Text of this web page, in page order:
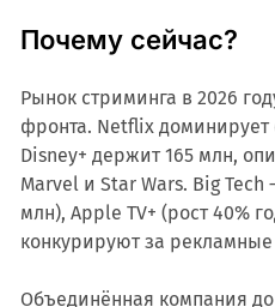
Почему сейчас?
Рынок стриминга в 2026
фронта. Netflix доминирует
Disney+ держит 165 млн,
Marvel и Star Wars. Big
млн), Apple TV+ (рост 40%
конкурируют за
Объединённая компания до